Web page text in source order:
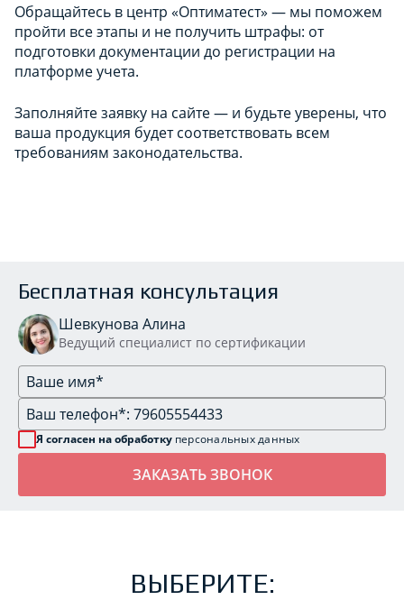
Обращайтесь в центр «Оптиматест» — мы поможем
пройти все этапы и не получить штрафы: от
подготовки документации до регистрации на
платформе учета.
Заполняйте заявку на сайте — и будьте уверены, что
ваша продукция будет соответствовать всем
требованиям законодательства.
Бесплатная консультация
Шевкунова Алина
Ведущий специалист по сертификации
Я согласен на обработку персональных данных
ВЫБЕРИТЕ: